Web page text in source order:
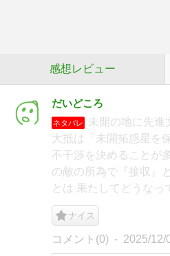
感想レビュー
だいどころ
ネタバレ
未開の地に先進
大抵は「未開拓惑星を
不干渉を決めることが
の敵の所為で『接収』
とは 果たしてどうなっ
ナイス
コメント(0) 2025/12/